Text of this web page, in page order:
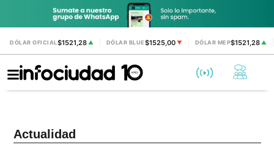
DÓLAR OFICIAL$1521,28 ▲ DÓLAR BLUE$1525,00 ▼ DÓLAR MEP$1521,28▲
Actualidad